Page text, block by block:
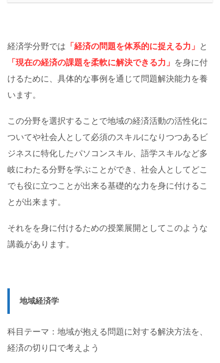
経済学分野では 「経済の問題を体系的に捉える力」
と
「現在の経済の課題を柔軟に解決できる力」 を身に付
けるために、具体的な事例を通じて問題解決能力を養
います。
この分野を選択することで地域の経済活動の活性化に
ついてや社会人として必須のスキルになりつつあるビ
ジネスに特化したパソコンスキル、語学スキルなど多
岐にわたる分野を学ぶことができ、社会人としてどこ
でも役に立つことが出来る基礎的な力を身に付けるこ
とが出来ます。
それをを身に付けるための授業展開としてこのような
講義があります。
地域経済学
科目テーマ：地域が抱える問題に対する解決方法を、
経済の切り口で考えよう